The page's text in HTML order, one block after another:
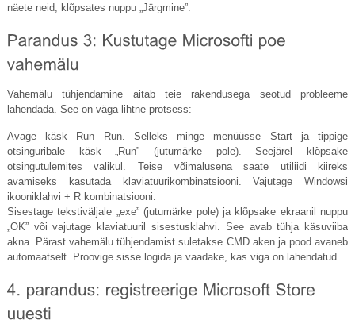
näete neid, klõpsates nuppu „Järgmine”.
Vahemälu tühjendamine aitab teie rakendusega seotud probleeme
lahendada. See on väga lihtne protsess:
Avage käsk Run Run. Selleks minge menüüsse Start ja tippige
otsinguribale käsk „Run” (jutumärke pole). Seejärel klõpsake
otsingutulemites valikul. Teise võimalusena saate utiliidi kiireks
avamiseks kasutada klaviatuurikombinatsiooni. Vajutage Windowsi
ikooniklahvi + R kombinatsiooni.
Sisestage tekstiväljale „exe” (jutumärke pole) ja klõpsake ekraanil nuppu
„OK” või vajutage klaviatuuril sisestusklahvi. See avab tühja käsuviiba
akna. Pärast vahemälu tühjendamist suletakse CMD aken ja pood avaneb
automaatselt. Proovige sisse logida ja vaadake, kas viga on lahendatud.